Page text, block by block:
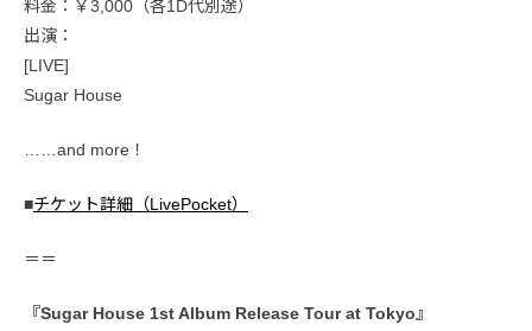
料金：￥3,000（各1D代別途）
出演：
[LIVE]
Sugar House
……and more！
■チケット詳細（LivePocket）
＝＝
『Sugar House 1st Album Release Tour at Tokyo』